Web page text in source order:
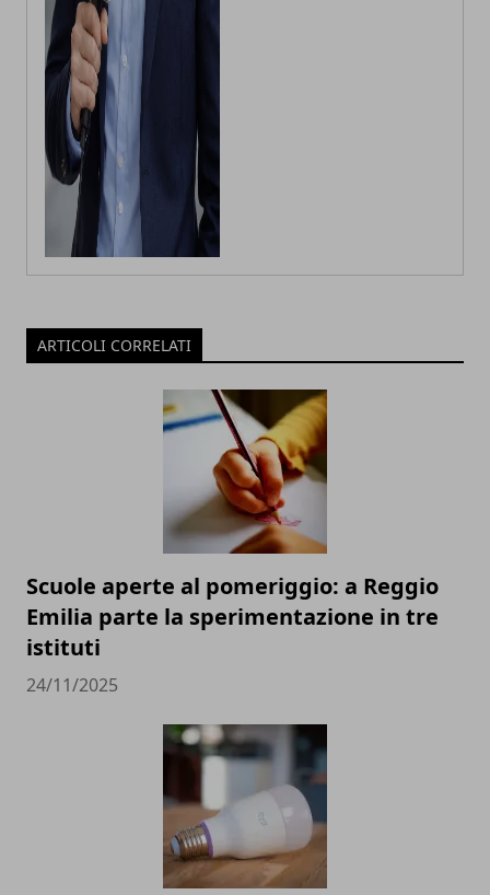
ARTICOLI CORRELATI
Scuole aperte al pomeriggio: a Reggio
Emilia parte la sperimentazione in tre
istituti
24/11/2025